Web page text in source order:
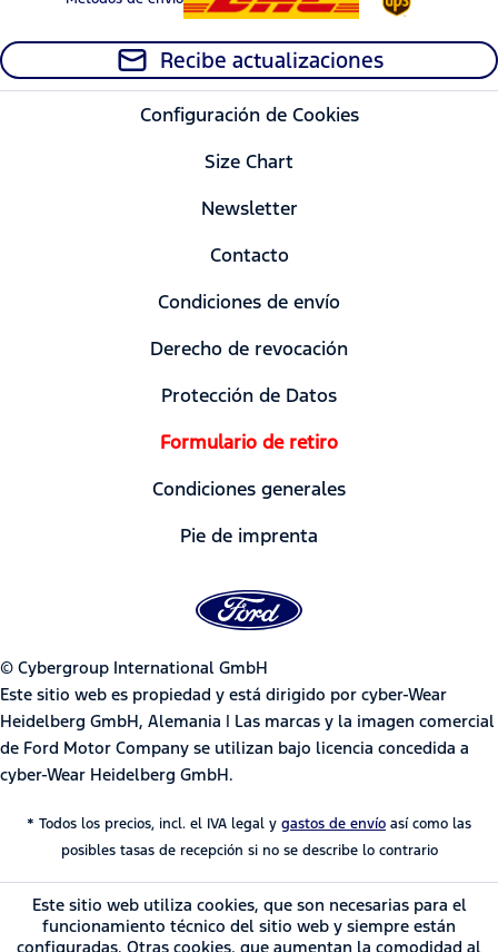
Recibe actualizaciones
Configuración de Cookies
Size Chart
Newsletter
Contacto
Condiciones de envío
Derecho de revocación
Protección de Datos
Formulario de retiro
Condiciones generales
Pie de imprenta
© Cybergroup International GmbH
Este sitio web es propiedad y está dirigido por cyber-Wear
Heidelberg GmbH, Alemania | Las marcas y la imagen comercial
de Ford Motor Company se utilizan bajo licencia concedida a
cyber-Wear Heidelberg GmbH.
* Todos los precios, incl. el IVA legal y gastos de envío así como las
posibles tasas de recepción si no se describe lo contrario
Este sitio web utiliza cookies, que son necesarias para el
funcionamiento técnico del sitio web y siempre están
configuradas. Otras cookies, que aumentan la comodidad al